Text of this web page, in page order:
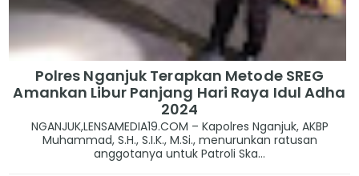
Polres Nganjuk Terapkan Metode SREG
Amankan Libur Panjang Hari Raya Idul Adha
2024
NGANJUK,LENSAMEDIA19.COM – Kapolres Nganjuk, AKBP
Muhammad, S.H., S.I.K., M.Si., menurunkan ratusan
anggotanya untuk Patroli Ska...